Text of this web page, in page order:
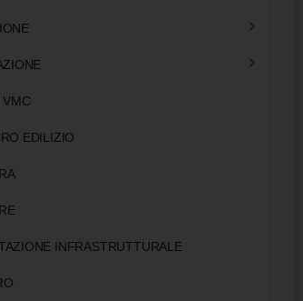
VMC
EDILIZIO
INFRASTRUTTURALE